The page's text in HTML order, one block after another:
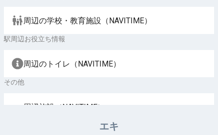
周辺の学校・教育施設（NAVITIME）
駅周辺お役立ち情報
周辺のトイレ（NAVITIME）
その他
周辺施設（NAVITIME）
エキ